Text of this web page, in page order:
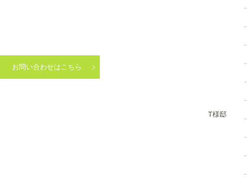
お問い合わせはこちら
T様邸